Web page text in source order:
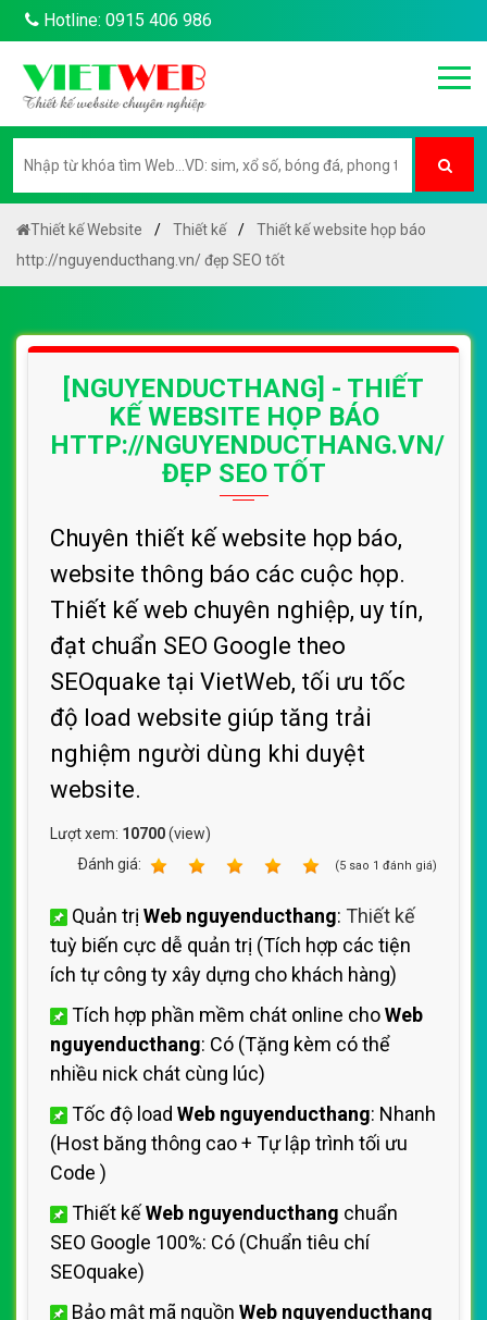
Hotline: 0915 406 986
Thiết kế Website Thiết kế
Thiết kế website họp báo
http://nguyenducthang.vn/ đẹp SEO tốt
[NGUYENDUCTHANG] - THIẾT
KẾ WEBSITE HỌP BÁO
HTTP://NGUYENDUCTHANG.VN/
ĐẸP SEO TỐT
Chuyên thiết kế website họp báo,
website thông báo các cuộc họp.
Thiết kế web chuyên nghiệp, uy tín,
đạt chuẩn SEO Google theo
SEOquake tại VietWeb, tối ưu tốc
độ load website giúp tăng trải
nghiệm người dùng khi duyệt
website.
Lượt xem: 10700(view)
Ðánh giá:
(5 sao 1 đánh giá)
Quản trị Web nguyenducthang: Thiết kế
tuỳ biến cực dễ quản trị (Tích hợp các tiện
ích tự công ty xây dựng cho khách hàng)
Tích hợp phần mềm chát online choWeb
nguyenducthang: Có (Tặng kèm có thể
nhiều nick chát cùng lúc)
Tốc độ load Web nguyenducthang: Nhanh
(Host băng thông cao + Tự lập trình tối ưu
Code )
Thiết kếWeb nguyenducthang chuẩn
SEO Google 100%: Có (Chuẩn tiêu chí
SEOquake)
Bảo mật mã nguồn Web nguyenducthang